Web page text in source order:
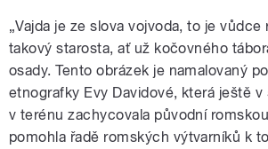
„Vajda je ze slova vojvoda, to je vůdce
takový starosta, ať už kočovného
osady. Tento obrázek je namalovaný
etnografky Evy Davidové, která ještě v
v terénu zachycovala původní
pomohla řadě romských výtvarníků k